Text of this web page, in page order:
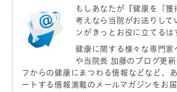
もしあなたが 『健康を「獲
考えなら当院がお送りして
ンがきっとお役に立てるは
健康に関する様々な専門家
や当院長 加藤のブログ更
フからの健康にまつわる情報などなど、
ートする情報満載のメールマガジンをお届